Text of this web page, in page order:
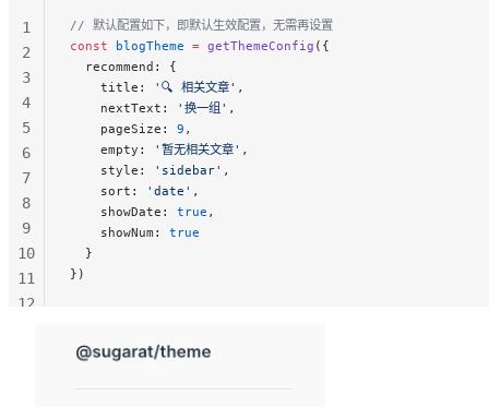
// 默认配置如下，即默认生效配置，无需再设置
const blogTheme = getThemeConfig ({
  recommend: {
    title:
'🔍 相关文章' ,
    nextText:
'换一组' ,
    pageSize:
9 ,
    empty:
'暂无相关文章' ,
    style:
'sidebar' ,
    sort:
'date' ,
    showDate:
true ,
    showNum:
true
  }
})
1
2
3
4
5
6
7
8
9
10
11
12